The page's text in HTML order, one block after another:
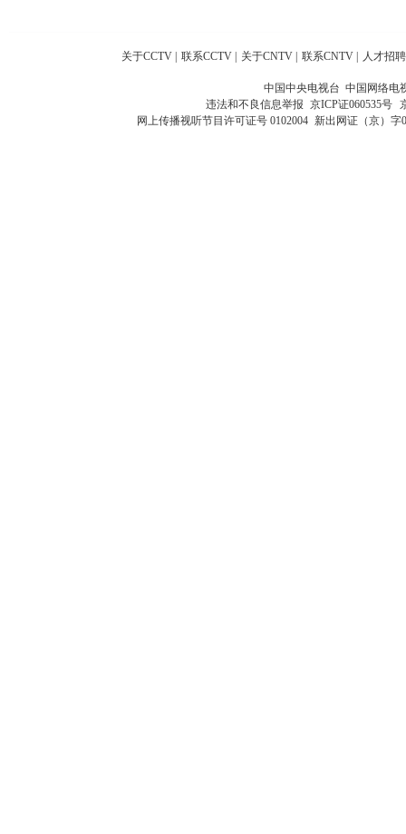
关于CCTV 联系CCTV 关于CNTV 联系CNTV 人才招聘
中国中央电视台 中国网络电
违法和不良信息举报 京ICP证060535号
网上传播视听节目许可证号 0102004 新出网证（京）